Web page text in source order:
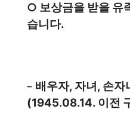
○ 보상금을 받을 유
습니다.
– 배우자, 자녀, 손자
(1945.08.14. 이전